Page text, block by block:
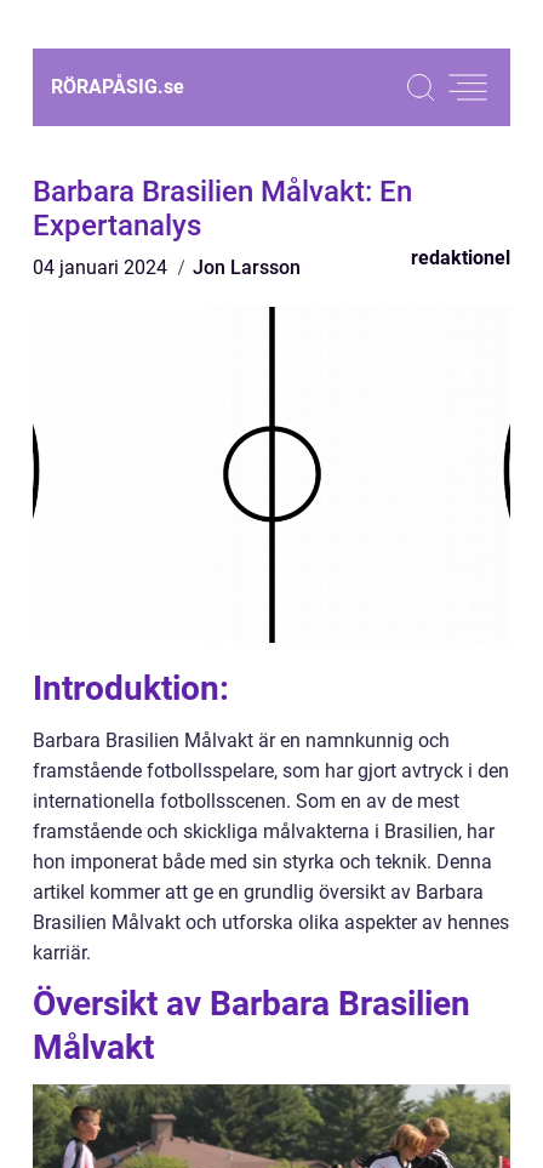
RÖRAPÅSIG.se
Barbara Brasilien Målvakt: En
Expertanalys
04 januari 2024 Jon Larsson redaktionel
Introduktion:
Barbara Brasilien Målvakt är en namnkunnig och
framstående fotbollsspelare, som har gjort avtryck i den
internationella fotbollsscenen. Som en av de mest
framstående och skickliga målvakterna i Brasilien, har
hon imponerat både med sin styrka och teknik. Denna
artikel kommer att ge en grundlig översikt av Barbara
Brasilien Målvakt och utforska olika aspekter av hennes
karriär.
Översikt av Barbara Brasilien
Målvakt